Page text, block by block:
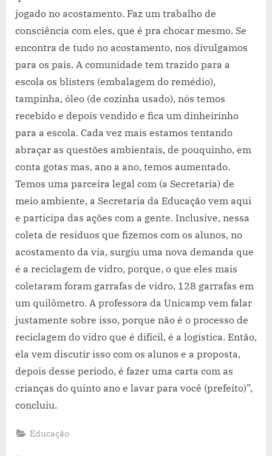
jogado no acostamento. Faz um trabalho de
consciência com eles, que é pra chocar mesmo. Se
encontra de tudo no acostamento, nos divulgamos
para os pais. A comunidade tem trazido para a
escola os blisters (embalagem do remédio),
tampinha, óleo (de cozinha usado), nós temos
recebido e depois vendido e fica um dinheirinho
para a escola. Cada vez mais estamos tentando
abraçar as questões ambientais, de pouquinho, em
conta gotas mas, ano a ano, temos aumentado.
Temos uma parceira legal com (a Secretaria) de
meio ambiente, a Secretaria da Educação vem aqui
e participa das ações com a gente. Inclusive, nessa
coleta de resíduos que fizemos com os alunos, no
acostamento da via, surgiu uma nova demanda que
é a reciclagem de vidro, porque, o que eles mais
coletaram foram garrafas de vidro, 128 garrafas em
um quilômetro. A professora da Unicamp vem falar
justamente sobre isso, porque não é o processo de
reciclagem do vidro que é difícil, é a logística. Então,
ela vem discutir isso com os alunos e a proposta,
depois desse período, é fazer uma carta com as
crianças do quinto ano e lavar para você (prefeito)”,
concluiu.
Educação